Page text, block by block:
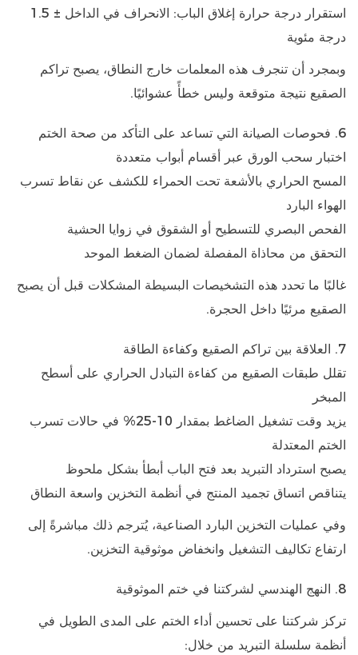
استقرار درجة حرارة إغلاق الباب: الانحراف في الداخل
± 1.5
درجة مئوية
وبمجرد أن تنجرف هذه المعلمات خارج النطاق، يصبح تراكم
الصقيع نتيجة متوقعة وليس خطأً عشوائيًا.
6. فحوصات الصيانة التي تساعد على التأكد من صحة الختم
اختبار سحب الورق عبر أقسام أبواب متعددة
المسح الحراري بالأشعة تحت الحمراء للكشف عن نقاط تسرب
الهواء البارد
الفحص البصري للتسطيح أو الشقوق في زوايا الحشية
التحقق من محاذاة المفصلة لضمان الضغط الموحد
غالبًا ما تحدد هذه التشخيصات البسيطة المشكلات قبل أن يصبح
الصقيع مرئيًا داخل الحجرة.
7. العلاقة بين تراكم الصقيع وكفاءة الطاقة
تقلل طبقات الصقيع من كفاءة التبادل الحراري على أسطح
المبخر
يزيد وقت تشغيل الضاغط بمقدار 10-25%
في حالات تسرب
الختم المعتدلة
يصبح استرداد التبريد بعد فتح الباب أبطأ بشكل ملحوظ
يتناقص اتساق تجميد المنتج في أنظمة التخزين واسعة النطاق
وفي عمليات التخزين البارد الصناعية، يُترجم ذلك مباشرةً إلى
ارتفاع تكاليف التشغيل وانخفاض موثوقية التخزين.
8. النهج الهندسي لشركتنا في ختم الموثوقية
تركز شركتنا على تحسين أداء الختم على المدى الطويل في
أنظمة سلسلة التبريد من خلال: